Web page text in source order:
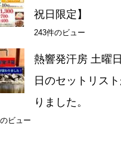
祝日限定】
243件のビュー
熱響発汗房 土曜
日のセットリス
りました。
ビュー